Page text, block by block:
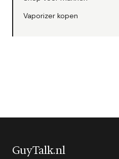
Vaporizer kopen
GuyTalk.nl